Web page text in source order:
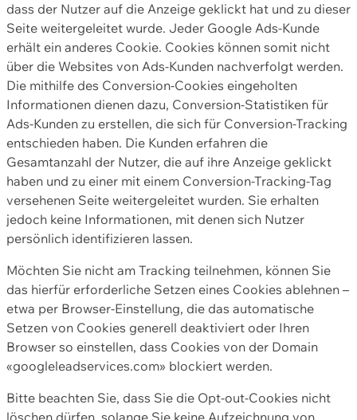
dass der Nutzer auf die Anzeige geklickt hat und zu dieser
Seite weitergeleitet wurde. Jeder Google Ads-Kunde
erhält ein anderes Cookie. Cookies können somit nicht
über die Websites von Ads-Kunden nachverfolgt werden.
Die mithilfe des Conversion-Cookies eingeholten
Informationen dienen dazu, Conversion-Statistiken für
Ads-Kunden zu erstellen, die sich für Conversion-Tracking
entschieden haben. Die Kunden erfahren die
Gesamtanzahl der Nutzer, die auf ihre Anzeige geklickt
haben und zu einer mit einem Conversion-Tracking-Tag
versehenen Seite weitergeleitet wurden. Sie erhalten
jedoch keine Informationen, mit denen sich Nutzer
persönlich identifizieren lassen.
Möchten Sie nicht am Tracking teilnehmen, können Sie
das hierfür erforderliche Setzen eines Cookies ablehnen –
etwa per Browser-Einstellung, die das automatische
Setzen von Cookies generell deaktiviert oder Ihren
Browser so einstellen, dass Cookies von der Domain
«googleleadservices.com» blockiert werden.
Bitte beachten Sie, dass Sie die Opt-out-Cookies nicht